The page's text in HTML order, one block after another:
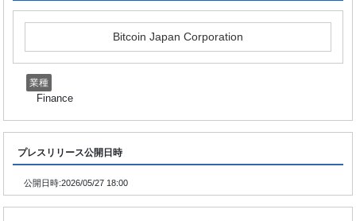
Bitcoin Japan Corporation
業種
Finance
プレスリリース公開日時
公開日時:2026/05/27 18:00